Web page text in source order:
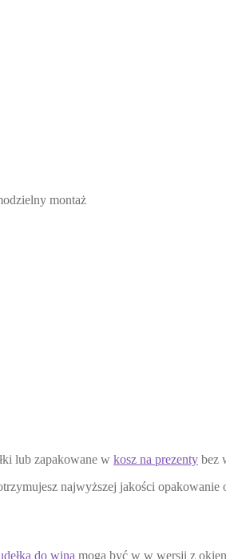
montaż
lub zapakowane w kosz na prezenty bez
najwyższej jakości opakowanie
do wina mogą być w w wersji z